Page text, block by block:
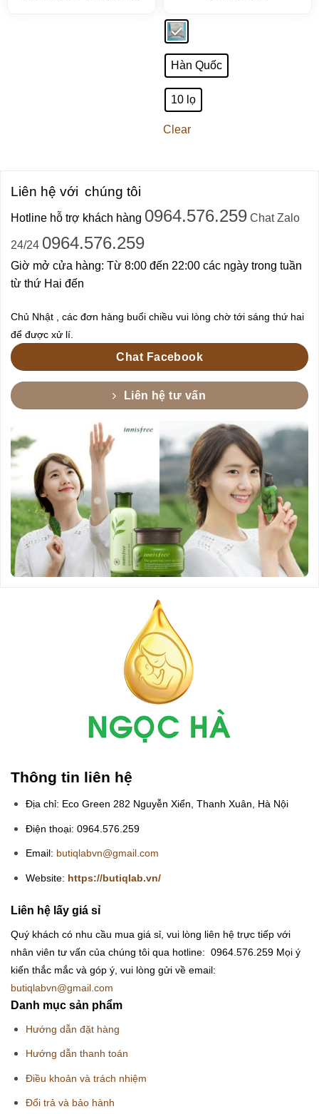
Hàn Quốc
10 lọ
Clear
Liên hệ với chúng tôi
Hotline hỗ trợ khách hàng 0964.576.259Chat Zalo
24/24 0964.576.259
Giờ mở cửa hàng: Từ 8:00 đến 22:00 các ngày trong tuần
từ thứ Hai đến
Chủ Nhật , các đơn hàng buổi chiều vui lòng chờ tới sáng thứ hai
để được xử lí.
Chat Facebook
Liên hệ tư vấn
Thông tin liên hệ
Địa chỉ: Eco Green 282 Nguyễn Xiển, Thanh Xuân, Hà Nội
Điện thoại: 0964.576.259
Email: butiqlabvn@gmail.com
Website: https://butiqlab.vn/
Liên hệ lấy giá sỉ
Quý khách có nhu cầu mua giá sỉ, vui lòng liên hệ trực tiếp với
nhân viên tư vấn của chúng tôi qua hotline: 0964.576.259 Mọi ý
kiến thắc mắc và góp ý, vui lòng gửi về email:
butiqlabvn@gmail.com
Danh mục sản phẩm
Hướng dẫn đặt hàng
Hướng dẫn thanh toán
Điều khoản và trách nhiệm
Đổi trả và bảo hành